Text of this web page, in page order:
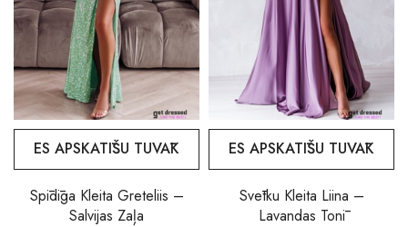
ES APSKATĪŠU TUVĀK
Spīdīga Kleita Greteliis –
Salvijas Zaļa
ES APSKATĪŠU TUVĀK
Svētku Kleita Liina –
Lavandas Tonī